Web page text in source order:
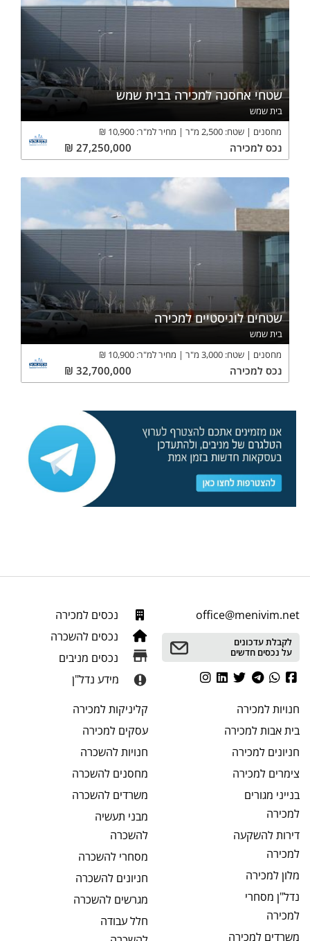
שטחי אחסנה למכירה בבית שמש
בית שמש
מחסנים
שטח: 2,500 מ"ר מחיר למ"ר: 10,900
₪
נכס למכירה 27,250,000
₪
שטחים לוגיסטיים למכירה
בית שמש
מחסנים
שטח: 3,000 מ"ר מחיר למ"ר: 10,900
₪
נכס למכירה 32,700,000
₪
office@menivim.net
לקבלת עדכונים
על נכסים חדשים
נכסים למכירה
נכסים להשכרה
נכסים מניבים
מידע נדל"ן
חנויותלמכירה
בית אבותלמכירה
חניונים למכירה
צימרים למכירה
בנייני מגורים
למכירה
דירות להשקעה
למכירה
מלון למכירה
נדל"ן מסחרי
למכירה
משרדים למכירה
קליניקותלמכירה
עסקים למכירה
חנויותלהשכרה
מחסנים להשכרה
משרדים להשכרה
מבני תעשיה
להשכרה
מסחרי להשכרה
חניונים להשכרה
מגרשים להשכרה
חלל עבודה